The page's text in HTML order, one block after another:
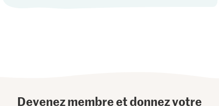
Devenez membre et donnez votre